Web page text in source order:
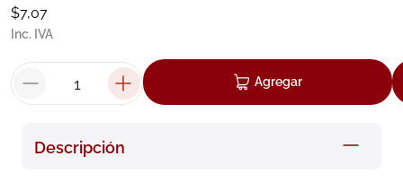
$7,07
Inc. IVA
Agregar
Descripción
3
cerave
7. isdin